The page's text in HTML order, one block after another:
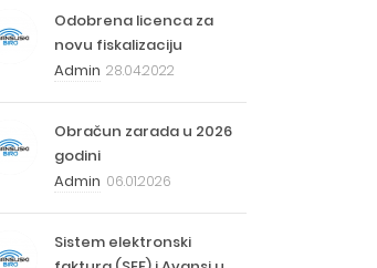
Odobrena licenca za
novu fiskalizaciju
Admin 28.04.2022
Obračun zarada u 2026
godini
Admin 06.01.2026
Sistem elektronski